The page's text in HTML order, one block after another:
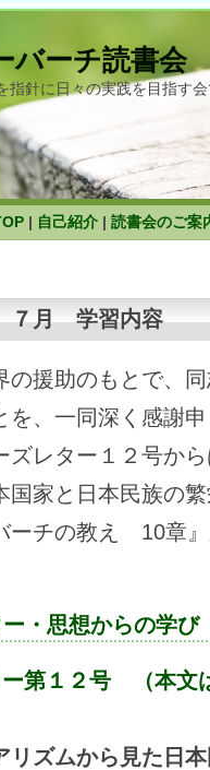
バーチ読書会
指針に日々の実践を目指す
| 自己紹介 | 読書会のご案
７月 学習内容
の援助のもとで、
を、一同深く感謝
ズレター１２号か
国家と日本民族の
ーチの教え 10章
・思想からの学び
ー第１２号 （本文
リズムから見た日